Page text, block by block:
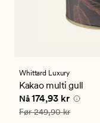
Whittard Luxury
Kakao multi gull
Nåværende pris
Nå174,93 kr
Vanlig pris 249,90 kr
Før249,90 kr